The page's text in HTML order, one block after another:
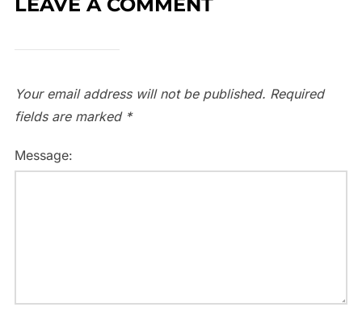
Your email address will not be published. Required
fields are marked *
Message: